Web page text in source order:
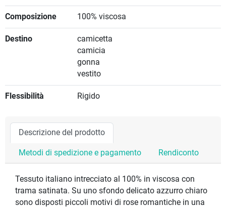
Composizione 100% viscosa
Destino
camicetta
camicia
gonna
vestito
Flessibilità Rigido
Descrizione del prodotto
Metodi di spedizione e pagamento Rendiconto
Tessuto italiano intrecciato al 100% in viscosa con
trama satinata. Su uno sfondo delicato azzurro chiaro
sono disposti piccoli motivi di rose romantiche in una